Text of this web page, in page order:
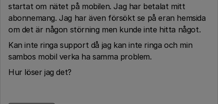
startat om nätet på mobilen. Jag har betalat mitt
abonnemang. Jag har även försökt se på eran hemsida
om det är någon störning men kunde inte hitta något.
Kan inte ringa support då jag kan inte ringa och min
sambos mobil verka ha samma problem.
Hur löser jag det?